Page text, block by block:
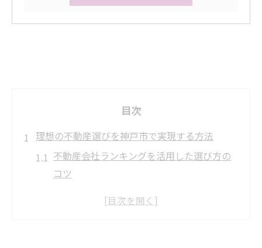
目次
理想の不動産選びを神戸市で実現する方法
不動産会社ランキングを活用した選び方の
コツ
神戸市不動産会社一覧から理想の物件を探